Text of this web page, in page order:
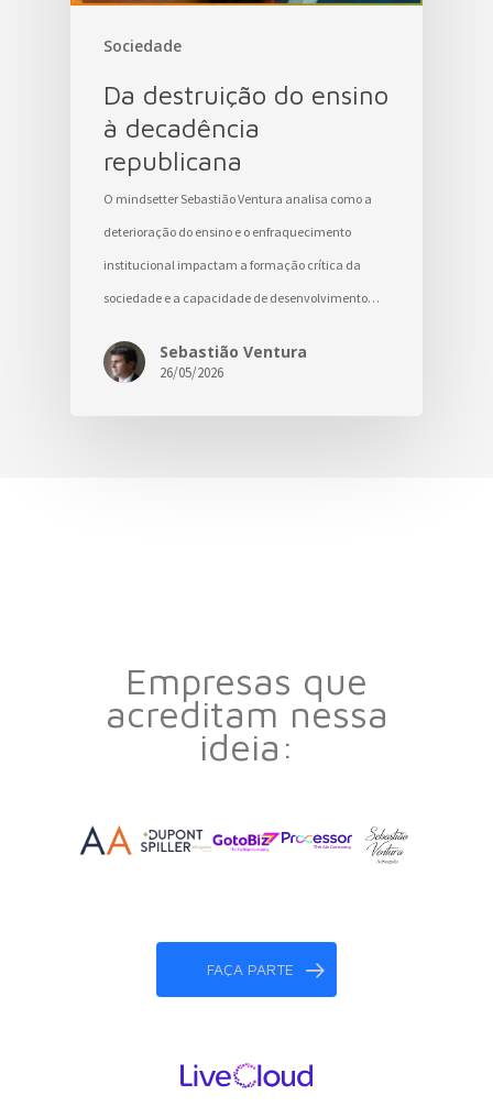
Sociedade
Da destruição do ensino
à decadência
republicana
O mindsetter Sebastião Ventura analisa como a
deterioração do ensino e o enfraquecimento
institucional impactam a formação crítica da
sociedade e a capacidade de desenvolvimento…
Sebastião Ventura
26/05/2026
Empresas que
acreditam nessa
ideia:
FAÇA PARTE